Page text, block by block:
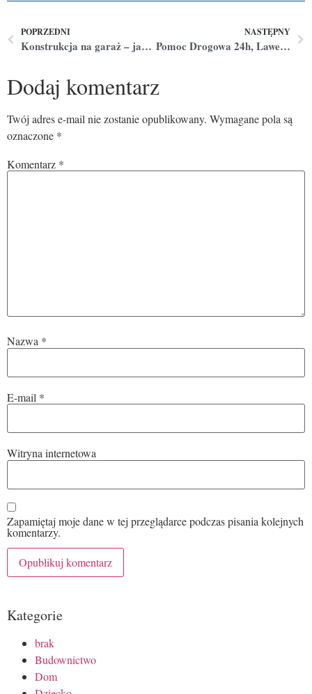
POPRZEDNI
Konstrukcja na garaż – jaką wybrać dla optymalnej funkcjonalności?
NASTĘPNY
Pomoc Drogowa 24h, Laweta, Holowanie – Profesjonalna Obsługa na Drogach Powiatu Lubelskiego
Dodaj komentarz
Twój adres e-mail nie zostanie opublikowany. Wymagane pola są
oznaczone *
Komentarz *
Nazwa *
E-mail *
Witryna internetowa
Zapamiętaj moje dane w tej przeglądarce podczas pisania kolejnych
komentarzy.
Kategorie
brak
Budownictwo
Dom